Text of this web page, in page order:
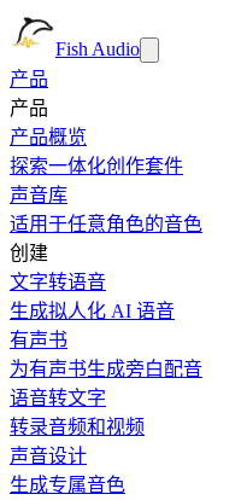
Fish Audio
产品
产品
产品概览
探索一体化创作套件
声音库
适用于任意角色的音色
创建
文字转语音
生成拟人化 AI 语音
有声书
为有声书生成旁白配音
语音转文字
转录音频和视频
声音设计
生成专属音色